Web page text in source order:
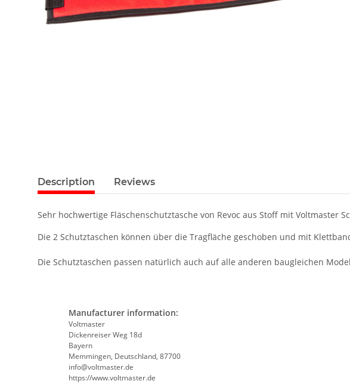
Description Reviews
Sehr hochwertige Fläschenschutztasche von Revoc aus Stoff mit Voltmaster
Die 2 Schutztaschen können über die Tragfläche geschoben und mit
Die Schutztaschen passen natürlich auch auf alle anderen baugleichen
Manufacturer information:
Voltmaster
Dickenreiser Weg 18d
Bayern
Memmingen, Deutschland, 87700
info@voltmaster.de
https://www.voltmaster.de